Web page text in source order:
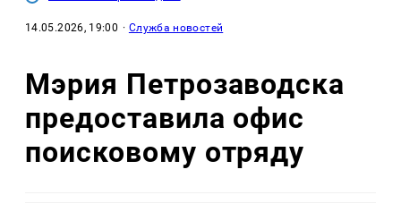
14.05.2026, 19:00 · Служба новостей
Мэрия Петрозаводска
предоставила офис
поисковому отряду